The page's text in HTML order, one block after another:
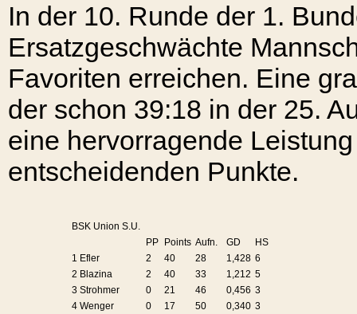
In der 10. Runde der 1.
Ersatzgeschwächte
Favoriten erreichen. Eine
der schon 39:18 in der 25.
eine hervorragende
entscheidenden Punkte.
BSK Union S.U.
PP
Points Aufn. GD
HS
1 Efler
2 40 28 1,428 6
2 Blazina
2 40 33 1,212 5
3 Strohmer
0 21 46 0,456 3
4 Wenger
0 17 50 0,340 3